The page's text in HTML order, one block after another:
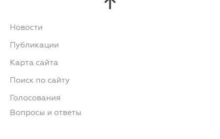
Новости
Публикации
Карта сайта
Поиск по сайту
Голосования
Вопросы и ответы